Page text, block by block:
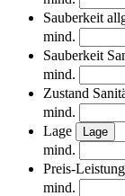
Sauberkeit
mind.
Sauberkeit
mind.
Zustand
mind.
Lage
Lage
mind.
Preis-
mind.